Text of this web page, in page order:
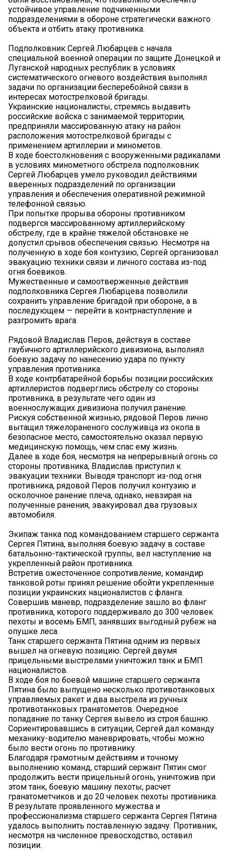
устойчивое управление подчиненными
подразделениями в обороне стратегически важного
объекта и отбить атаку противника.
Подполковник Сергей Любарцев с начала
специальной военной операции по защите Донецкой и
Луганской народных республик в условиях
систематического огневого воздействия выполнял
задачи по организации бесперебойной связи в
интересах мотострелковой бригады.
Украинские националисты, стремясь выдавить
российские войска с занимаемой территории,
предприняли массированную атаку на район
расположения мотострелковой бригады с
применением артиллерии и минометов.
В ходе боестолкновения с вооруженными радикалами
в условиях минометного обстрела подполковник
Сергей Любарцев умело руководил действиями
вверенных подразделений по организации
управления и обеспечения оперативной режимной
телефонной связью.
При попытке прорыва обороны противником
подвергся массированному артиллерийскому
обстрелу, где в крайне тяжелой обстановке не
допустил срывов обеспечения связью. Несмотря на
полученную в ходе боя контузию, Сергей организовал
эвакуацию техники связи и личного состава из-под
огня боевиков.
Мужественные и самоотверженные действия
подполковника Сергея Любарцева позволили
сохранить управление бригадой при обороне, а в
последующем — перейти в контрнаступление и
разгромить врага.
Рядовой Владислав Перов, действуя в составе
гаубичного артиллерийского дивизиона, выполнял
боевую задачу по нанесению удара по пункту
управления противника.
В ходе контрбатарейной борьбы позиции российских
артиллеристов подверглись обстрелу со стороны
противника, в результате чего один из
военнослужащих дивизиона получил ранение.
Рискуя собственной жизнью, рядовой Перов лично
вытащил тяжелораненого сослуживца из окопа в
безопасное место, самостоятельно оказал первую
медицинскую помощь, чем спас ему жизнь.
Далее в ходе боя, несмотря на непрерывный огонь со
стороны противника, Владислав приступил к
эвакуации техники. Выводя транспорт из-под огня
противника, рядовой Перов получил контузию и
осколочное ранение плеча, однако, невзирая на
полученные ранения, эвакуировал два грузовых
автомобиля.
Экипаж танка под командованием старшего сержанта
Сергея Пятина, выполняя боевую задачу в составе
батальонно-тактической группы, вел наступление на
укрепленный район противника.
Встретив ожесточенное сопротивление, командир
танковой роты принял решение обойти укрепленные
позиции украинских националистов с фланга.
Совершив маневр, подразделение зашло во фланг
противника, которого поддерживало до 300 человек
пехоты и восемь БМП, занявших выгодный рубеж на
опушке леса.
Танк старшего сержанта Пятина одним из первых
вышел на огневую позицию. Сергей двумя
прицельными выстрелами уничтожил танк и БМП
националистов.
В ходе боя по боевой машине старшего сержанта
Пятина было выпущено несколько противотанковых
управляемых ракет и два выстрела из ручных
противотанковых гранатометов. Очередное
попадание по танку Сергея вывело из строя башню.
Сориентировавшись в ситуации, Сергей дал команду
механику-водителю маневрировать, чтобы можно
было вести огонь по противнику.
Благодаря грамотным действиям и точному
выполнению команд, старший сержант Пятин смог
продолжить вести прицельный огонь, уничтожив при
этом танк, боевую машину пехоты, расчет
гранатометчиков и до 20 человек пехоты противника.
В результате проявленного мужества и
профессионализма старшего сержанта Сергея Пятина
удалось выполнить поставленную задачу. Противник,
несмотря на численное превосходство, оставил
позиции.